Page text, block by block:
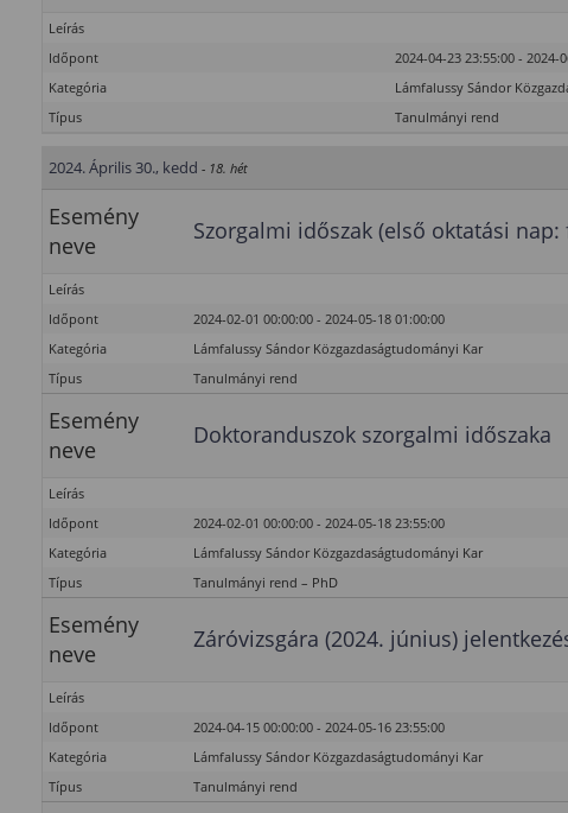
Leírás
Időpont
2024-04-23 23:55:00 - 2024-
Kategória
Lámfalussy Sándor
Típus
Tanulmányi rend
2024. Április 30., kedd - 18. hét
Esemény
neve
Szorgalmi időszak (első oktatási nap:
Leírás
Időpont
2024-02-01 00:00:00 - 2024-05-18 01:00:00
Kategória
Lámfalussy Sándor Közgazdaságtudományi Kar
Típus
Tanulmányi rend
Esemény
neve
Doktoranduszok szorgalmi időszaka
Leírás
Időpont
2024-02-01 00:00:00 - 2024-05-18 23:55:00
Kategória
Lámfalussy Sándor Közgazdaságtudományi Kar
Típus
Tanulmányi rend – PhD
Esemény
neve
Záróvizsgára (2024. június)
Leírás
Időpont
2024-04-15 00:00:00 - 2024-05-16 23:55:00
Kategória
Lámfalussy Sándor Közgazdaságtudományi Kar
Típus
Tanulmányi rend